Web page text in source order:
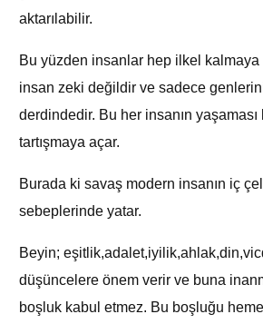
aktarılabilir.
Bu yüzden insanlar hep ilkel kalmaya
insan zeki değildir ve sadece
derdindedir. Bu her insanın yaşaması
tartışmaya açar.
Burada ki savaş modern insanın iç
sebeplerinde yatar.
Beyin;
düşüncelere önem verir ve buna
boşluk kabul etmez. Bu boşluğu